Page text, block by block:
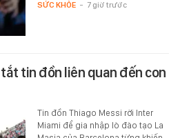
SỨC KHỎE - 7 giờ trước
tin đồn liên quan đến con
Tin đồn Thiago Messi rời Inter
Miami để gia nhập lò đào tạo La